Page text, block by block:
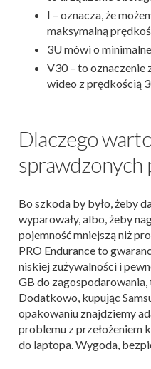
I – oznacza, że
maksymalną
3U mówi o
V30 – to oznaczenie
wideo z prędkością
Dlaczego
sprawdzonych
Bo szkoda by było, żeby
wyparowały, albo, żeby
pojemność mniejszą niż
PRO Endurance to
niskiej zużywalności i
GB do
Dodatkowo, kupując
opakowaniu znajdziemy
problemu z przełożeniem
do laptopa. Wygoda,